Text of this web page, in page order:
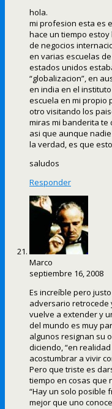
hola.
mi profesion esta es
hace un tiempo
de negocios
en varias escuelas
estados unidos
“globalizacion”, en
en india en el
escuela en mi propio
otro visitando los
miras mi banderita te
asi que aunque
la verdad, es que
saludos
Responder
Marco
septiembre 16, 2008
Es increíble pero
adversario retrocede
vuelve a extender y
del mundo es muy
algunos resignan su
diciendo, “en
acostumbrar a vivir
Pero que triste es
tiempo en cosas que
“Hay un solo posible
mejor que uno